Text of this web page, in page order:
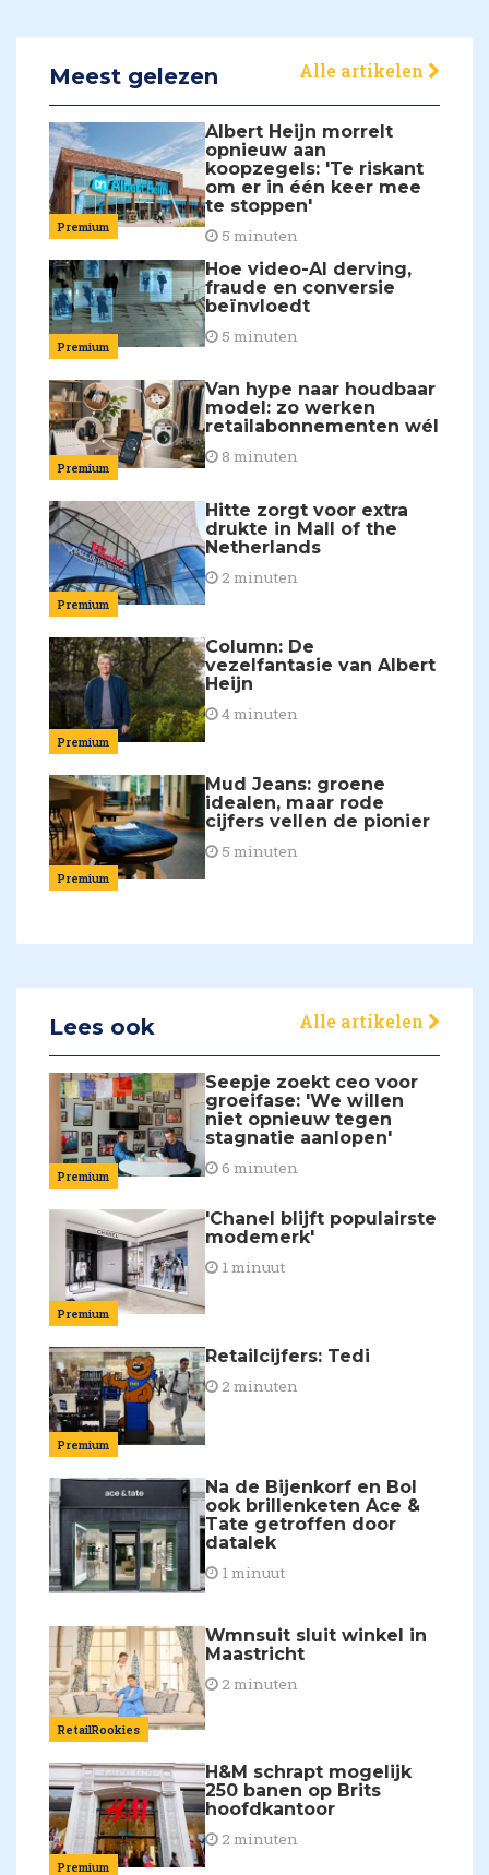
Meest gelezen Alle artikelen
Premium
Albert Heijn morrelt
opnieuw aan
koopzegels: 'Te riskant
om er in één keer mee
te stoppen'
5 minuten
Premium
Hoe video-AI derving,
fraude en conversie
beïnvloedt
5 minuten
Premium
Van hype naar houdbaar
model: zo werken
retailabonnementen wél
8 minuten
Premium
Hitte zorgt voor extra
drukte in Mall of the
Netherlands
2 minuten
Premium
Column: De
vezelfantasie van Albert
Heijn
4 minuten
Premium
Mud Jeans: groene
idealen, maar rode
cijfers vellen de pionier
5 minuten
Lees ook Alle artikelen
Premium
Seepje zoekt ceo voor
groeifase: 'We willen
niet opnieuw tegen
stagnatie aanlopen'
6 minuten
Premium
'Chanel blijft populairste
modemerk'
1 minuut
Premium
Retailcijfers: Tedi
2 minuten
Na de Bijenkorf en Bol
ook brillenketen Ace &
Tate getroffen door
datalek
1 minuut
RetailRookies
Wmnsuit sluit winkel in
Maastricht
2 minuten
Premium
H&M schrapt mogelijk
250 banen op Brits
hoofdkantoor
2 minuten